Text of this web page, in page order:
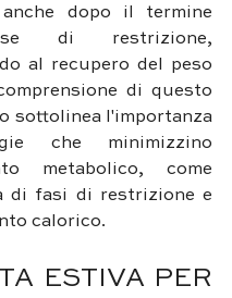
anche dopo il termine
di restrizione,
al recupero del peso
di questo
sottolinea l'importanza
che minimizzino
metabolico, come
di fasi di restrizione e
calorico.
ESTIVA PER